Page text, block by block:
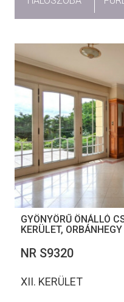
GYÖNYÖRŰ ÖNÁLLÓ CSALÁDI
KERÜLET, ORBÁNHEGY
NR S9320
XII. KERÜLET